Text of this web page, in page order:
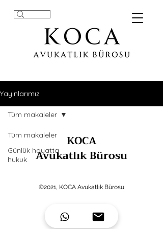
Yayınlarımız
Tüm makaleler
Günlük hayatta
hukuk
Tüm makaleler
KOCA
Avukatlık Bürosu
©2021, KOCA Avukatlık Bürosu